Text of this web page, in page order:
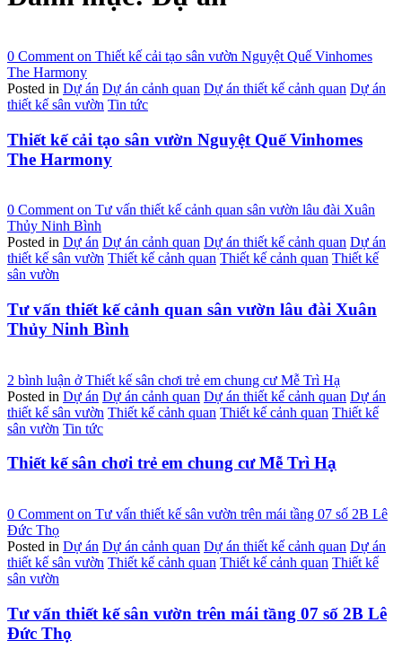
0 Comment on Thiết kế cải tạo sân vườn Nguyệt Quế Vinhomes
The Harmony
Posted in Dự án Dự án cảnh quan Dự án thiết kế cảnh quan Dự án
thiết kế sân vườn Tin tức
Thiết kế cải tạo sân vườn Nguyệt Quế Vinhomes
The Harmony
0 Comment on Tư vấn thiết kế cảnh quan sân vườn lâu đài Xuân
Thủy Ninh Bình
Posted in Dự án Dự án cảnh quan Dự án thiết kế cảnh quan Dự án
thiết kế sân vườn Thiết kế cảnh quan Thiết kế cảnh quan Thiết kế
sân vườn
Tư vấn thiết kế cảnh quan sân vườn lâu đài Xuân
Thủy Ninh Bình
2 bình luận ở Thiết kế sân chơi trẻ em chung cư Mễ Trì Hạ
Posted in Dự án Dự án cảnh quan Dự án thiết kế cảnh quan Dự án
thiết kế sân vườn Thiết kế cảnh quan Thiết kế cảnh quan Thiết kế
sân vườn Tin tức
Thiết kế sân chơi trẻ em chung cư Mễ Trì Hạ
0 Comment on Tư vấn thiết kế sân vườn trên mái tầng 07 số 2B Lê
Đức Thọ
Posted in Dự án Dự án cảnh quan Dự án thiết kế cảnh quan Dự án
thiết kế sân vườn Thiết kế cảnh quan Thiết kế cảnh quan Thiết kế
sân vườn
Tư vấn thiết kế sân vườn trên mái tầng 07 số 2B Lê
Đức Thọ